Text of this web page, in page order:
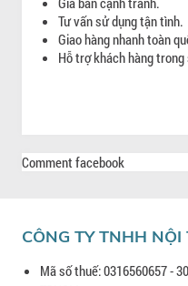
Tư vấn sử dụng tận tình.
Giao hàng nhanh toàn
Hỗ trợ khách hàng
Comment facebook
CÔNG TY TNHH
Mã số thuế: 0316560657 -